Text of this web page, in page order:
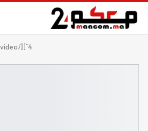
4"][/video]